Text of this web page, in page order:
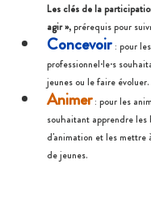
Les clés de la
agir », prérequis pour
Concevoir : pour
professionnel·le·s
jeunes ou le faire évoluer.
Animer : pour les
souhaitant apprendre les
d'animation et les mettre
de jeunes.